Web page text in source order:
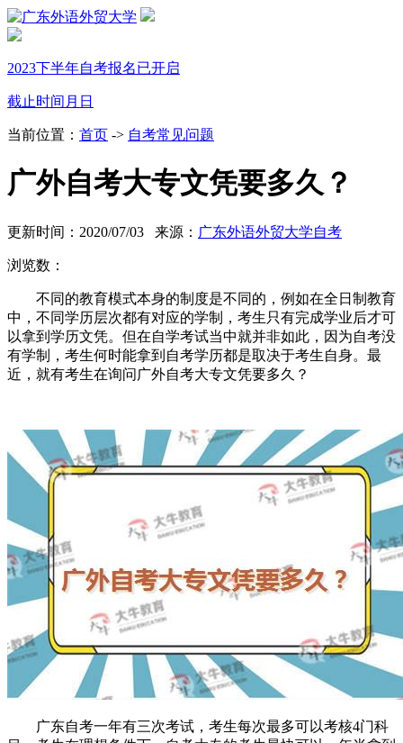
2023下半年自考报名已开启
截止时间 月 日
当前位置： 首页 -> 自考常见问题
广外自考大专文凭要多久？
更新时间：2020/07/03 来源： 广东外语外贸大学自考
浏览数：
不同的教育模式本身的制度是不同的，例如在全日制教育
中，不同学历层次都有对应的学制，考生只有完成学业后才可
以拿到学历文凭。但在自学考试当中就并非如此，因为自考没
有学制，考生何时能拿到自考学历都是取决于考生自身。最
近，就有考生在询问 广外自考大专文凭要多久？
广东自考一年有三次考试，考生每次最多可以考核4门科